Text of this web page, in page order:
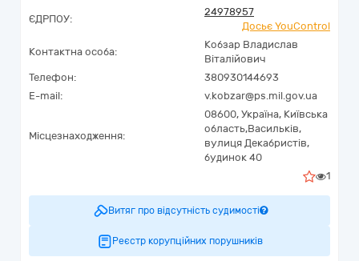
ЄДРПОУ:
24978957
Досьє YouControl
Контактна особа:
Кобзар Владислав
Віталійович
Телефон:
380930144693
E-mail:
v.kobzar@ps.mil.gov.ua
Місцезнаходження:
08600, Україна, Київська
область,Васильків,
вулиця Декабристів,
будинок 40
1
Витяг про відсутність судимості
Реєстр корупційних порушників